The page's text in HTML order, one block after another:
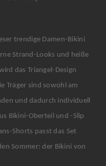
trendige Damen-Bikini
Strand-Looks und heiße
das Triangel-Design
Träger sind sowohl am
und dadurch individuell
Bikini-Oberteil und -Slip
Shorts passt das Set
Sommer: der Bikini von